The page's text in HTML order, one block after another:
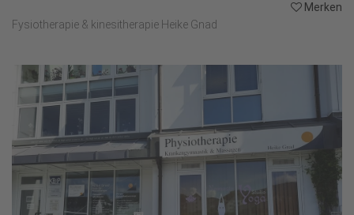
Merken
Fysiotherapie & kinesitherapie Heike Gnad